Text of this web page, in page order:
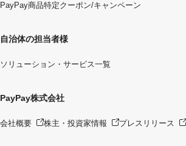
PayPay商品特定クーポン/キャンペーン
自治体の担当者様
ソリューション・サービス一覧
PayPay株式会社
会社概要 株主・投資家情報 プレスリリース